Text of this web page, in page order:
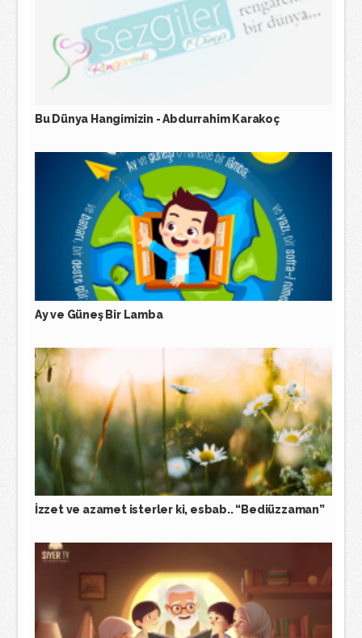
Bu Dünya Hangimizin - Abdurrahim Karakoç
Ay ve Güneş Bir Lamba
İzzet ve azamet isterler ki, esbab.. “Bediüzzaman”